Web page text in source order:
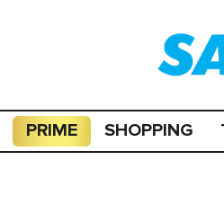
PRIME SHOPPING